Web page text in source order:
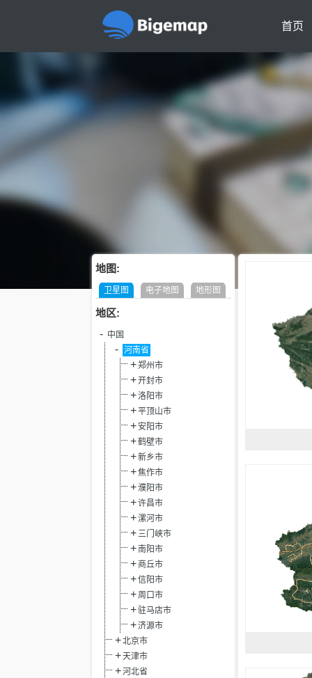
首页
地图:
卫星图 电子地图 地形图
地区:
中国
河南省
郑州市
开封市
洛阳市
平顶山市
安阳市
鹤壁市
新乡市
焦作市
濮阳市
许昌市
漯河市
三门峡市
南阳市
商丘市
信阳市
周口市
驻马店市
济源市
北京市
天津市
河北省